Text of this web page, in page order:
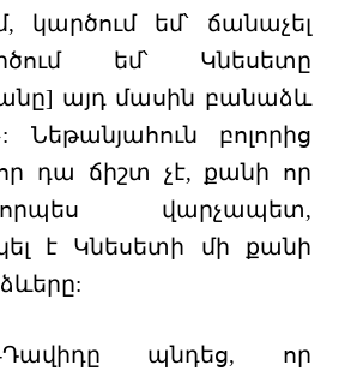
կարծում եմ՝ ճանաչել
եմ՝ Կնեսետը
այդ մասին բանաձև
Նեթանյահուն բոլորից
դա ճիշտ չէ, քանի որ
վարչապետ,
է Կնեսետի մի քանի
պնդեց, որ